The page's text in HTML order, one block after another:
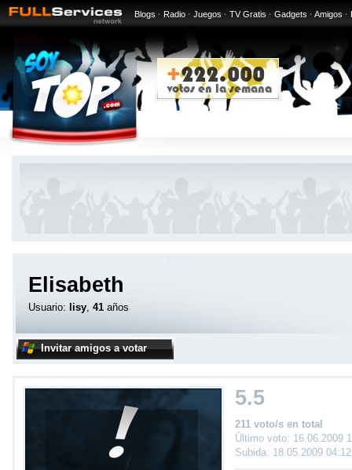
Blogs · Radio · Juegos · TV Gratis · Gadgets · Amigos ·
Elisabeth
Usuario: lisy, 41 años
Invitar amigos a votar
5.5
211 voto/s en total
Último voto: 16.06.2009
Subida: 18.05.2009